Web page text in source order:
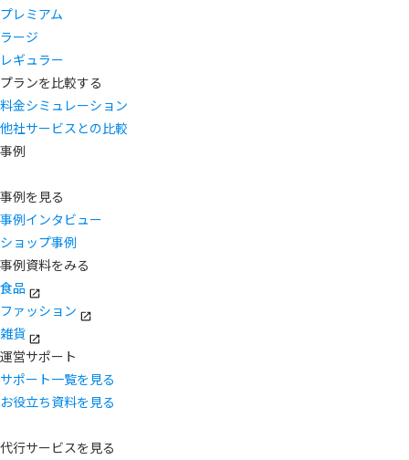
プレミアム
ラージ
レギュラー
プランを比較する
料金シミュレーション
他社サービスとの比較
事例
事例を見る
事例インタビュー
ショップ事例
事例資料をみる
食品
ファッション
雑貨
運営サポート
サポート一覧を見る
お役立ち資料を見る
代行サービスを見る